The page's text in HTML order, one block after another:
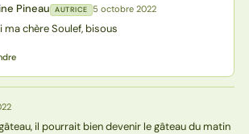
Pineau AUTRICE 5 octobre 2022
ma chère Soulef, bisous
il pourrait bien devenir le gâteau du matin